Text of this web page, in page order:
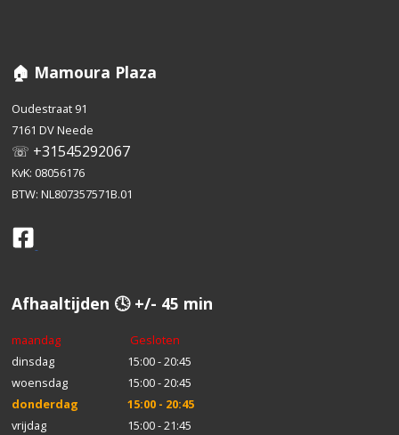
🏠 Mamoura Plaza
Oudestraat 91
7161 DV Neede
☏ +31545292067
KvK: 08056176
BTW: NL807357571B.01
Afhaaltijden 🕓 +/- 45 min
maandag
Gesloten
dinsdag
15:00 - 20:45
woensdag
15:00 - 20:45
donderdag
15:00 - 20:45
vrijdag
15:00 - 21:45